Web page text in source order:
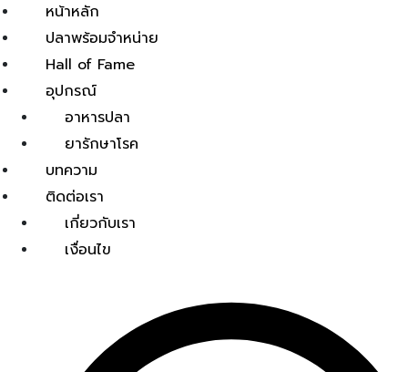
หน้าหลัก
ปลาพร้อมจำหน่าย
Hall of Fame
อุปกรณ์
อาหารปลา
ยารักษาโรค
บทความ
ติดต่อเรา
เกี่ยวกับเรา
เงื่อนไข